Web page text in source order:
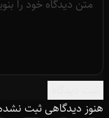
هنوز دیدگاهی ثبت